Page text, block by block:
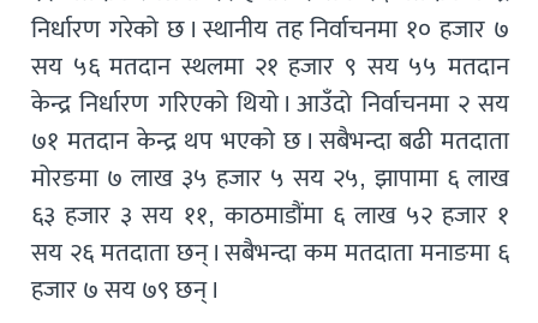
निर्धारण गरेको छ । स्थानीय तह निर्वाचनमा १० हजार ७
सय ५६ मतदान स्थलमा २१ हजार ९ सय ५५ मतदान
केन्द्र निर्धारण गरिएको थियो । आउँदो निर्वाचनमा २ सय
७१ मतदान केन्द्र थप भएको छ । सबैभन्दा बढी मतदाता
मोरङमा ७ लाख ३५ हजार ५ सय २५, झापामा ६ लाख
६३ हजार ३ सय ११, काठमाडौंमा ६ लाख ५२ हजार १
सय २६ मतदाता छन् । सबैभन्दा कम मतदाता मनाङमा ६
हजार ७ सय ७९ छन् ।